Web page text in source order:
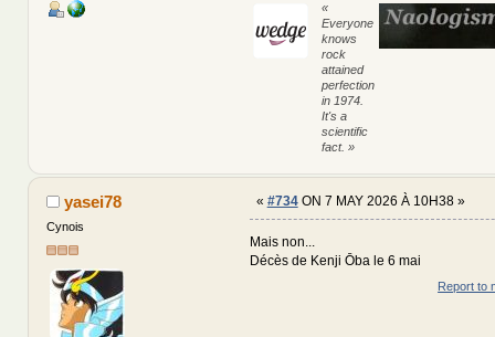
«
Everyone
knows
rock
attained
perfection
in 1974.
It's a
scientific
fact. »
yasei78
Cynois
« #734ON 7 MAY 2026 À 10H38 »
Mais non...
Décès de Kenji Ōba le 6 mai
Report to